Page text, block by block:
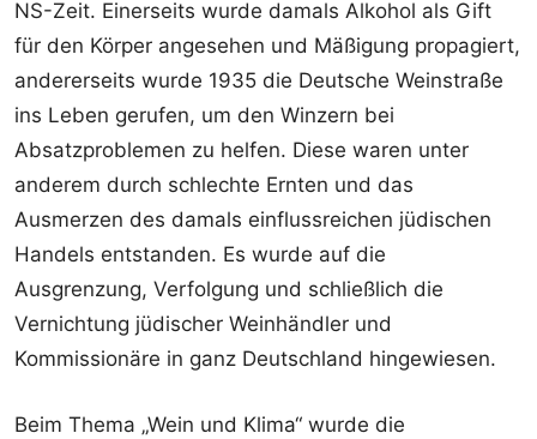
NS-Zeit. Einerseits wurde damals Alkohol als Gift
für den Körper angesehen und Mäßigung propagiert,
andererseits wurde 1935 die Deutsche Weinstraße
ins Leben gerufen, um den Winzern bei
Absatzproblemen zu helfen. Diese waren unter
anderem durch schlechte Ernten und das
Ausmerzen des damals einflussreichen jüdischen
Handels entstanden. Es wurde auf die
Ausgrenzung, Verfolgung und schließlich die
Vernichtung jüdischer Weinhändler und
Kommissionäre in ganz Deutschland hingewiesen.
Beim Thema „Wein und Klima“ wurde die